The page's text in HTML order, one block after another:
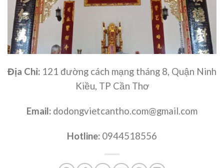
Địa Chỉ: 121 đường cách mạng tháng 8, Quận Ninh
Kiều, TP Cần Thơ
Email: dodongvietcantho.com@gmail.com
Hotline: 0944518556